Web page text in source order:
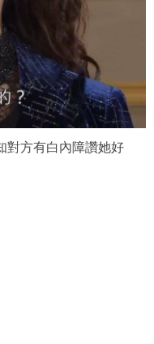
對方有白內障讚她好